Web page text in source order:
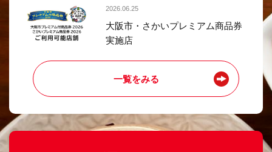
2026.06.25
大阪市・さかいプレミアム商品券
実施店
一覧をみる